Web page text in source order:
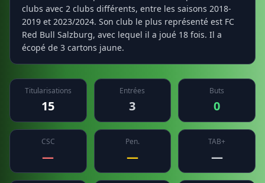
clubs avec 2 clubs différents, entre les saisons 2018-
2019 et 2023/2024. Son club le plus représenté est FC
Red Bull Salzburg, avec lequel il a joué 18 fois. Il a
écopé de 3 cartons jaune.
Titularisations
15
Entrées
3
Buts
0
CSC
—
Pen.
—
TAB+
—